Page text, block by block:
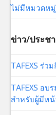
ไม่มีหมวดหมู่
ข่าว/ประช
TAFEXS ร่
TAFEXS อบ
สำหรับผู้มีห